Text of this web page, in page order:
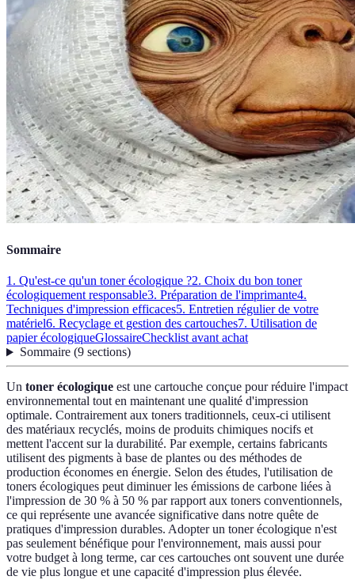
Sommaire
1. Qu'est-ce qu'un toner écologique ?2. Choix du bon toner
écologiquement responsable3. Préparation de l'imprimante4.
Techniques d'impression efficaces5. Entretien régulier de votre
matériel6. Recyclage et gestion des cartouches7. Utilisation de
papier écologiqueGlossaireChecklist avant achat
Sommaire(9 sections)
Un toner écologique est une cartouche conçue pour réduire l'impact
environnemental tout en maintenant une qualité d'impression
optimale. Contrairement aux toners traditionnels, ceux-ci utilisent
des matériaux recyclés, moins de produits chimiques nocifs et
mettent l'accent sur la durabilité. Par exemple, certains fabricants
utilisent des pigments à base de plantes ou des méthodes de
production économes en énergie. Selon des études, l'utilisation de
toners écologiques peut diminuer les émissions de carbone liées à
l'impression de 30 % à 50 % par rapport aux toners conventionnels,
ce qui représente une avancée significative dans notre quête de
pratiques d'impression durables. Adopter un toner écologique n'est
pas seulement bénéfique pour l'environnement, mais aussi pour
votre budget à long terme, car ces cartouches ont souvent une durée
de vie plus longue et une capacité d'impression plus élevée.